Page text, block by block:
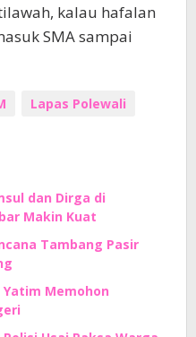
kalau hafalan
SMA sampai
Lapas Polewali
dan Dirga di
Makin Kuat
Tambang Pasir
Yatim Memohon